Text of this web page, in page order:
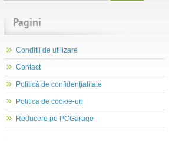
Pagini
Conditii de utilizare
Contact
Politică de confidențialitate
Politica de cookie-uri
Reducere pe PCGarage